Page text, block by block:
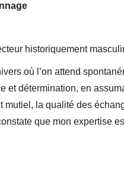
historiquement
où l’on attend
et détermination, en
mutiel, la qualité des
que mon expertise